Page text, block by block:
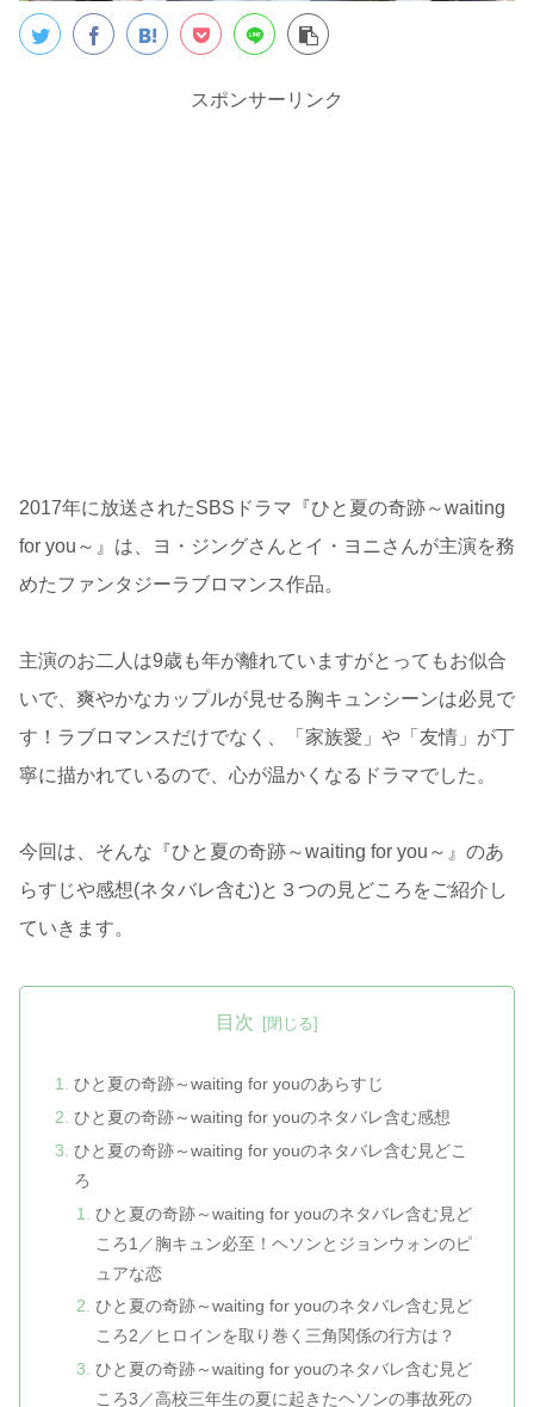
スポンサーリンク
2017年に放送されたSBSドラマ『ひと夏の奇跡～waiting
for you～』は、ヨ・ジングさんとイ・ヨニさんが主演を務
めたファンタジーラブロマンス作品。
主演のお二人は9歳も年が離れていますがとってもお似合
いで、爽やかなカップルが見せる胸キュンシーンは必見で
す！ラブロマンスだけでなく、「家族愛」や「友情」が丁
寧に描かれているので、心が温かくなるドラマでした。
今回は、そんな『ひと夏の奇跡～waiting for you～』のあ
らすじや感想(ネタバレ含む)と３つの見どころをご紹介し
ていきます。
目次
ひと夏の奇跡～waiting for youのあらすじ
ひと夏の奇跡～waiting for youのネタバレ含む感想
ひと夏の奇跡～waiting for youのネタバレ含む見どこ
ろ
ひと夏の奇跡～waiting for youのネタバレ含む見ど
ころ1／胸キュン必至！ヘソンとジョンウォンのピ
ュアな恋
ひと夏の奇跡～waiting for youのネタバレ含む見ど
ころ2／ヒロインを取り巻く三角関係の行方は？
ひと夏の奇跡～waiting for youのネタバレ含む見ど
ころ3／高校三年生の夏に起きたヘソンの事故死の